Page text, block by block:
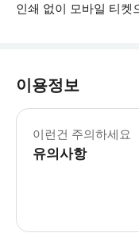
인쇄 없이 모바일 티켓
이용정보
이런건 주의하세요
유의사항